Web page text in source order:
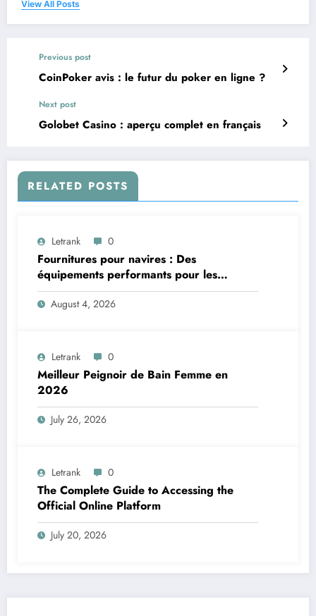
View All Posts
Previous post
CoinPoker avis : le futur du poker en ligne ?
Next post
Golobet Casino : aperçu complet en français
RELATED POSTS
Letrank 0
Fournitures pour navires : Des
équipements performants pour les
applications maritimes
August 4, 2026
Letrank 0
Meilleur Peignoir de Bain Femme en
2026
July 26, 2026
Letrank 0
The Complete Guide to Accessing the
Official Online Platform
July 20, 2026